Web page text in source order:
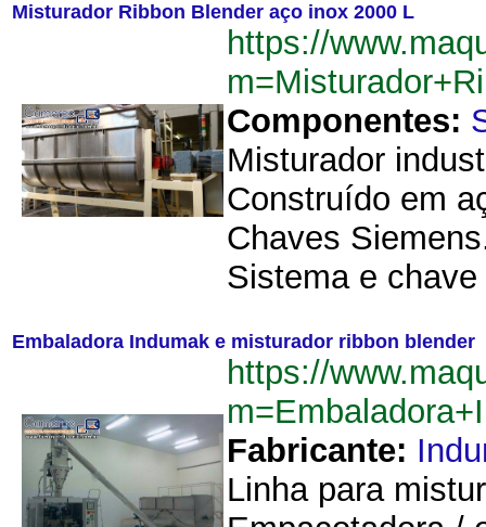
Misturador Ribbon Blender aço inox 2000 L
https://
Componentes:
Misturador
Construído em
Chaves
Sistema e
Embaladora Indumak e misturador ribbon blender
https://
Fabricante:
Linha para